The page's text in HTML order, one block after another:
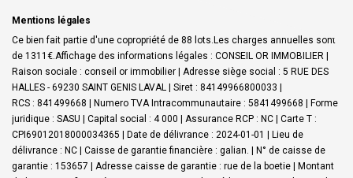
Mentions légales
Ce bien fait partie d'une copropriété de 88 lots.Les charges annuelles sont
de 1311€. Affichage des informations légales : CONSEIL OR IMMOBILIER |
Raison sociale : conseil or immobilier | Adresse siège social : 5 RUE DES
HALLES - 69230 SAINT GENIS LAVAL | Siret : 84149966800033 |
RCS : 841499668 | Numero TVA Intracommunautaire : 5841499668 | Forme
juridique : SASU | Capital social : 4 000 | Assurance RCP : NC | Carte T :
CPI69012018000034365 | Date de délivrance : 2024-01-01 | Lieu de
délivrance : NC | Caisse de garantie financière : galian. | N° de caisse de
garantie : 153657 | Adresse caisse de garantie : rue de la boetie | Montant